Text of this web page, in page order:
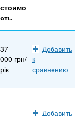
стоимо
сть
37
000 грн/
рік
Добавить
к
сравнению
Добавить